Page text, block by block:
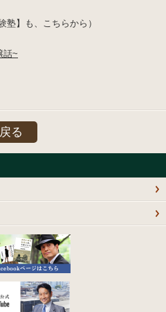
塾】も、こちらから）
話~
戻る